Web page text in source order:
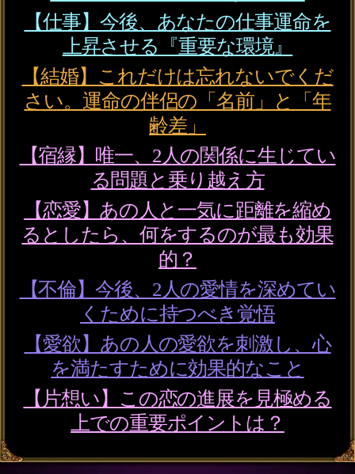
会員価格2,255円(税込)
通常価格2,530円(税込)
年齢差/略奪/職場恋『両想
いになれる？』あの人の
決意◆最終宣告霊視
会員価格1,705円(税込)
通常価格1,870円(税込)
2人の関係を強制修復『●
月●日が復縁記念日です』
愛再燃霊視◆運命
会員価格1,870円(税込)
通常価格2,090円(税込)
本気不倫◆絶対に報われ
たい【純愛繋ぐ成就霊
視】2人の宿縁/関係顛末
2,640円(税込)
通常価格2,970円(税込)
全く進展しない恋『もう
諦めるべき？』今日で決
着霊視◆相手の恋真意
通常価格1,430円(税込)